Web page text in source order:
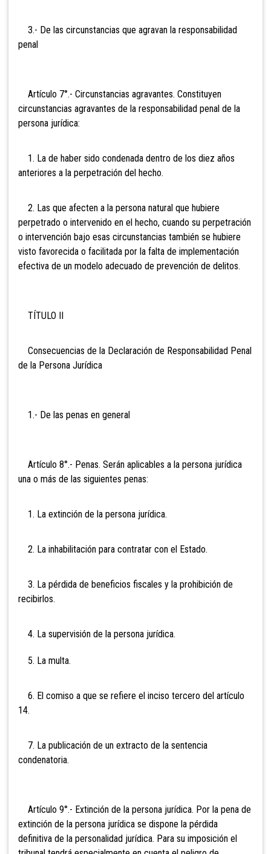
3.- De las circunstancias que agravan la responsabilidad
penal
Artículo 7°.- Circunstancias agravantes. Constituyen
circunstancias agravantes de la responsabilidad penal de la
persona jurídica:
1. La de haber sido condenada dentro de los diez años
anteriores a la perpetración del hecho.
2. Las que afecten a la persona natural que hubiere
perpetrado o intervenido en el hecho, cuando su perpetración
o intervención bajo esas circunstancias también se hubiere
visto favorecida o facilitada por la falta de implementación
efectiva de un modelo adecuado de prevención de delitos.
TÍTULO II
Consecuencias de la Declaración de Responsabilidad Penal
de la Persona Jurídica
1.- De las penas en general
Artículo 8°.- Penas. Serán aplicables a la persona jurídica
una o más de las siguientes penas:
1. La extinción de la persona jurídica.
2. La inhabilitación para contratar con el Estado.
3. La pérdida de beneficios fiscales y la prohibición de
recibirlos.
4. La supervisión de la persona jurídica.
5. La multa.
6. El comiso a que se refiere el inciso tercero del artículo
14.
7. La publicación de un extracto de la sentencia
condenatoria.
Artículo 9°.- Extinción de la persona jurídica. Por la pena de
extinción de la persona jurídica se dispone la pérdida
definitiva de la personalidad jurídica. Para su imposición el